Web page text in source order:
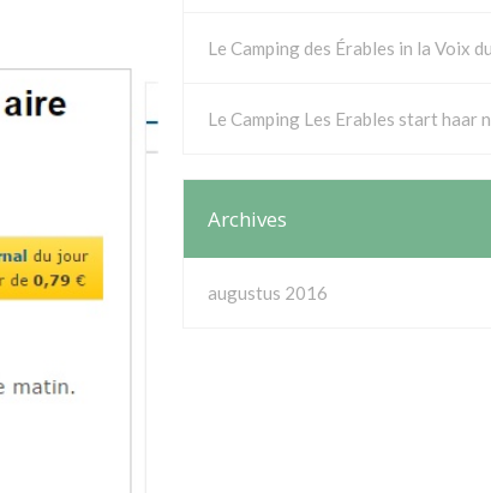
Le Camping des Érables in la Voix
Le Camping Les Erables start haar
Archives
augustus 2016